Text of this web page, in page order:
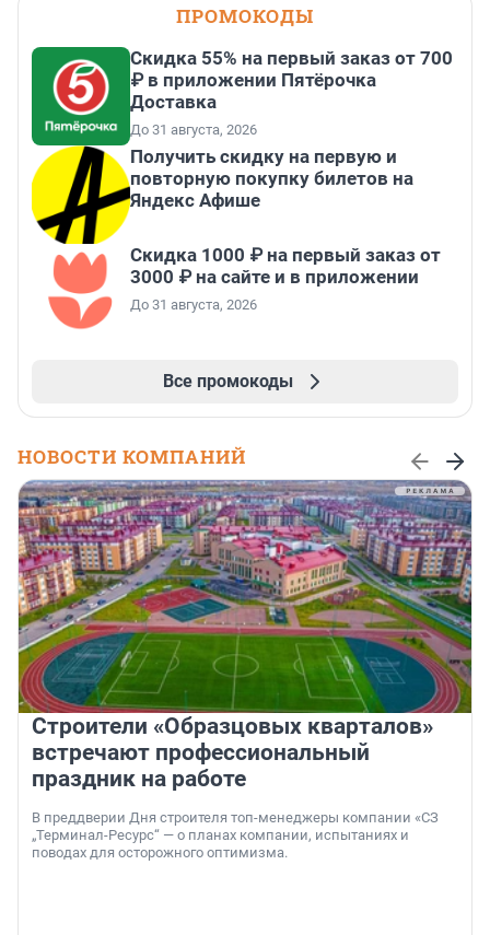
ПРОМОКОДЫ
Скидка 55% на первый заказ от 700
₽ в приложении Пятёрочка
Доставка
До 31 августа, 2026
Получить скидку на первую и
повторную покупку билетов на
Яндекс Афише
Скидка 1000 ₽ на первый заказ от
3000 ₽ на сайте и в приложении
До 31 августа, 2026
Все промокоды
НОВОСТИ КОМПАНИЙ
Строители «Образцовых кварталов»
встречают профессиональный
праздник на работе
В преддверии Дня строителя топ-менеджеры компании «СЗ
„Терминал-Ресурс“ — о планах компании, испытаниях и
поводах для осторожного оптимизма.